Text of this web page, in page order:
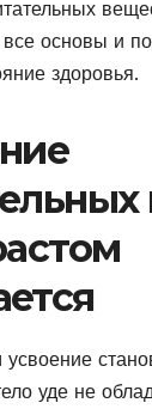
основы и
здоровья.
уде не